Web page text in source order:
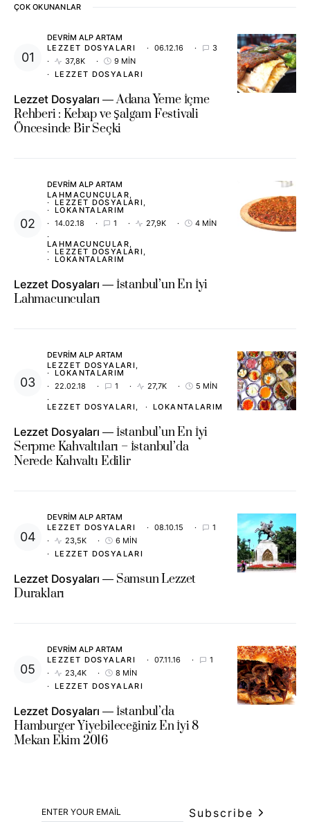
ÇOK OKUNANLAR
DEVRIM ALP ARTAM
LEZZET DOSYALARI
06.12.16
3
37,8K
9 MIN
LEZZET DOSYALARI
Lezzet Dosyaları
Adana Yeme İçme
Rehberi : Kebap ve Şalgam Festivali
Öncesinde Bir Seçki
DEVRIM ALP ARTAM
LAHMACUNCULAR
LEZZET DOSYALARI
LOKANTALARIM
14.02.18
1 27,9K 4 MIN
LAHMACUNCULAR
LEZZET DOSYALARI
LOKANTALARIM
Lezzet Dosyaları
İstanbul’un En İyi
Lahmacuncuları
DEVRIM ALP ARTAM
LEZZET DOSYALARI
LOKANTALARIM
22.02.18
1 27,7K 5 MIN
LEZZET DOSYALARI LOKANTALARIM
Lezzet Dosyaları
İstanbul’un En İyi
Serpme Kahvaltıları – İstanbul’da
Nerede Kahvaltı Edilir
DEVRIM ALP ARTAM
LEZZET DOSYALARI
08.10.15
1
23,5K
6 MIN
LEZZET DOSYALARI
Lezzet Dosyaları
Samsun Lezzet
Durakları
DEVRIM ALP ARTAM
LEZZET DOSYALARI
07.11.16
1
23,4K
8 MIN
LEZZET DOSYALARI
Lezzet Dosyaları
İstanbul’da
Hamburger Yiyebileceğiniz En İyi 8
Mekan Ekim 2016
Subscribe